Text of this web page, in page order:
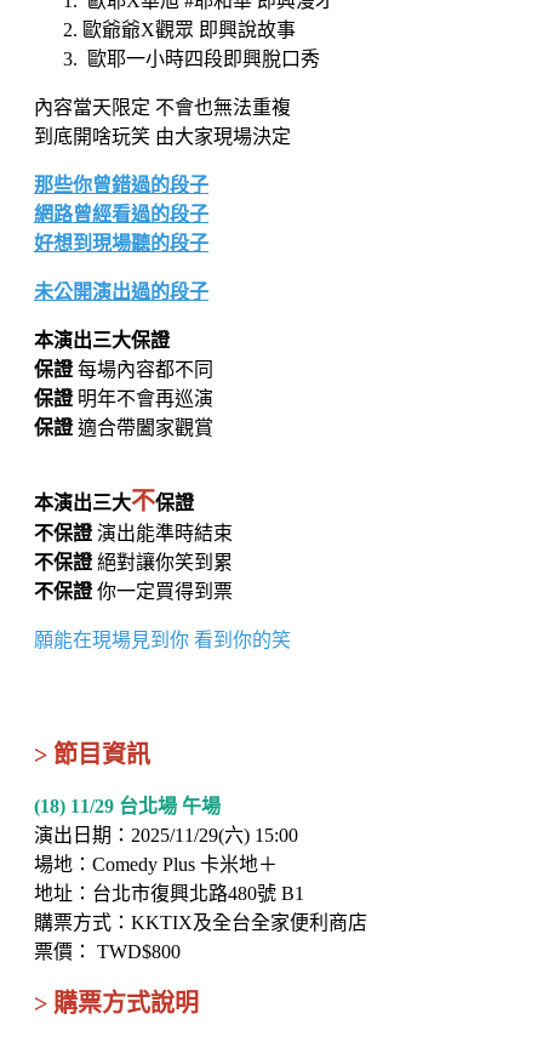
歐爺爺X觀眾 即興說故事
歐耶一小時四段即興脫口秀
內容當天限定 不會也無法重複
到底開啥玩笑 由大家現場決定
那些你曾錯過的段子
網路曾經看過的段子
好想到現場聽的段子
未公開演出過的段子
本演出三大保證
保證每場內容都不同
保證明年不會再巡演
保證適合帶闔家觀賞
本演出三大不保證
不保證演出能準時結束
不保證絕對讓你笑到累
不保證你一定買得到票
願能在現場見到你 看到你的笑
> 節目資訊
(18) 11/29 台北場 午場
演出日期：2025/11/29(六) 15:00
場地：Comedy Plus 卡米地＋
地址：台北市復興北路480號 B1
購票方式：KKTIX及全台全家便利商店
票價： TWD$800
> 購票方式說明